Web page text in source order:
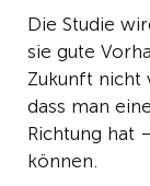
Die Studie
sie gute
Zukunft nicht
dass man
Richtung hat
können.